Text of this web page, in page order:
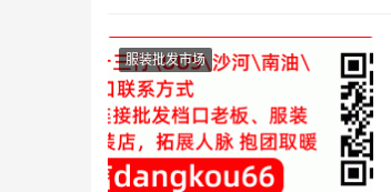
服装批发市场